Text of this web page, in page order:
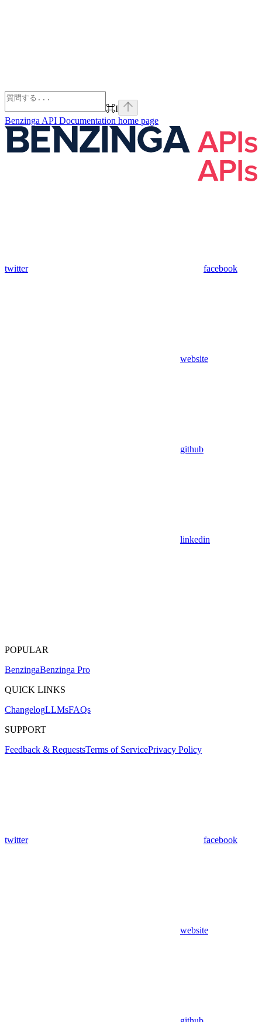
⌘I
Benzinga API Documentation home page
twitter facebook
website
github
linkedin
POPULAR
BenzingaBenzinga Pro
QUICK LINKS
ChangelogLLMsFAQs
SUPPORT
Feedback & RequestsTerms of ServicePrivacy Policy
twitter facebook
website